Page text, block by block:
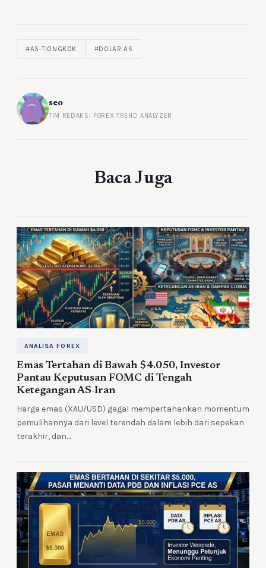
#AS-TIONGKOK #DOLAR AS
seo
TIM REDAKSI FOREX TREND ANALYZER
Baca Juga
ANALISA FOREX
Emas Tertahan di Bawah $4.050, Investor
Pantau Keputusan FOMC di Tengah
Ketegangan AS-Iran
Harga emas (XAU/USD) gagal mempertahankan momentum
pemulihannya dari level terendah dalam lebih dari sepekan
terakhir, dan…